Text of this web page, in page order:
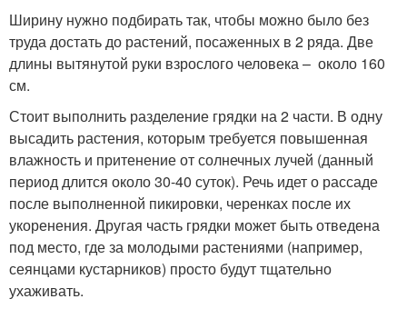
Ширину нужно подбирать так, чтобы можно было без
труда достать до растений, посаженных в 2 ряда. Две
длины вытянутой руки взрослого человека – около 160
см.
Стоит выполнить разделение грядки на 2 части. В одну
высадить растения, которым требуется повышенная
влажность и притенение от солнечных лучей (данный
период длится около 30-40 суток). Речь идет о рассаде
после выполненной пикировки, черенках после их
укоренения. Другая часть грядки может быть отведена
под место, где за молодыми растениями (например,
сеянцами кустарников) просто будут тщательно
ухаживать.